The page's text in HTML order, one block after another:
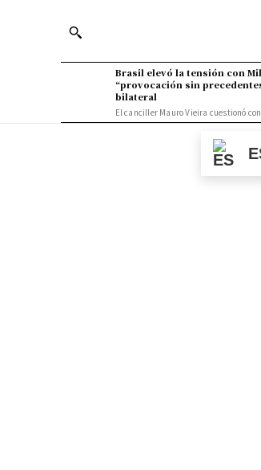
Brasil elevó la tensión con
“provocación sin
bilateral
El canciller Mauro Vieira cuestionó